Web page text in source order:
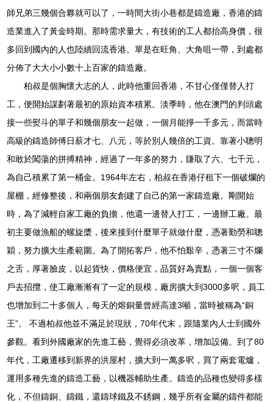
師兄弟三幾個合夥就可以了，一時間大街小巷都是鑄造廠，香港的鑄
造業進入了黃金時期。那時需求量大，有技術的工人都抬高身價，很
多回到國內的人也陸續回流香港。單是在旺角、大角咀一帶，到處都
分佈了大大小小數十上百家的鑄造廠。
柏叔是個胸懷大志的人，此時他重回香港，不甘心僅僅替人打
工，便開始謀劃著最初的原始資本積累。淡季時，他在澳門的判頭處
接一些熨斗的單子和幾個朋友一起做，一個月能掙一千多元，而當時
高級的鑄造師傅日薪才七、八元，等於別人幾倍的工資。靠著小聰明
和敢於闖蕩的拼搏精神，經過了一年多的努力，賺取了六、七千元，
為自己積累了第一桶金。1964年左右，柏叔在香港仔租下一個破爛的
屋棚，經修整後，和兩個朋友創建了自己的第一家鑄造廠。剛開始
時，為了減輕自家工廠的負擔，他還一邊替人打工，一邊辦工廠。最
初主要做漁船的螺旋槳，後來接到什麼單子就做什麼，憑著勤勞和聰
穎，努力擴大生產範圍。為了開拓客戶，他不怕艱辛，憑著三寸不爛
之舌，厚著臉皮，以起貨快，價格便宜，品質好為賣點，一個一個客
戶去招攬，使工廠漸漸有了一定的規模，廠房擴大到3000多呎，員工
也增加到二十多個人，每天的熔銅量曾經高達3噸，當時被稱為“銅
王”。 不過柏叔他並不滿足於現狀，70年代末，跟隨業內人士到國外
參觀。看到外國廠家的先進工藝，覺得必須改革，增加設備。到了80
年代，工廠遷移到新界的洪屋村，擴大到一萬多呎，買了兩套電爐，
運用多種先進的鑄造工藝，以機器輔助生產。鑄造的品種也變得多樣
化，不但鑄銅、鑄鐵，還鑄球鐵及不銹鋼，幾乎所有金屬的鑄件都能